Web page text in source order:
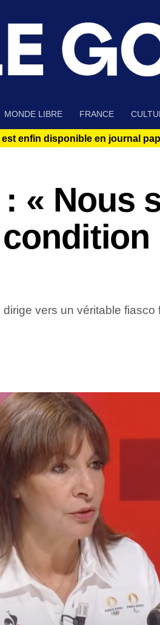
MONDE LIBRE FRANCE
est enfin disponible en journal
« Nous
dirige vers un véritable